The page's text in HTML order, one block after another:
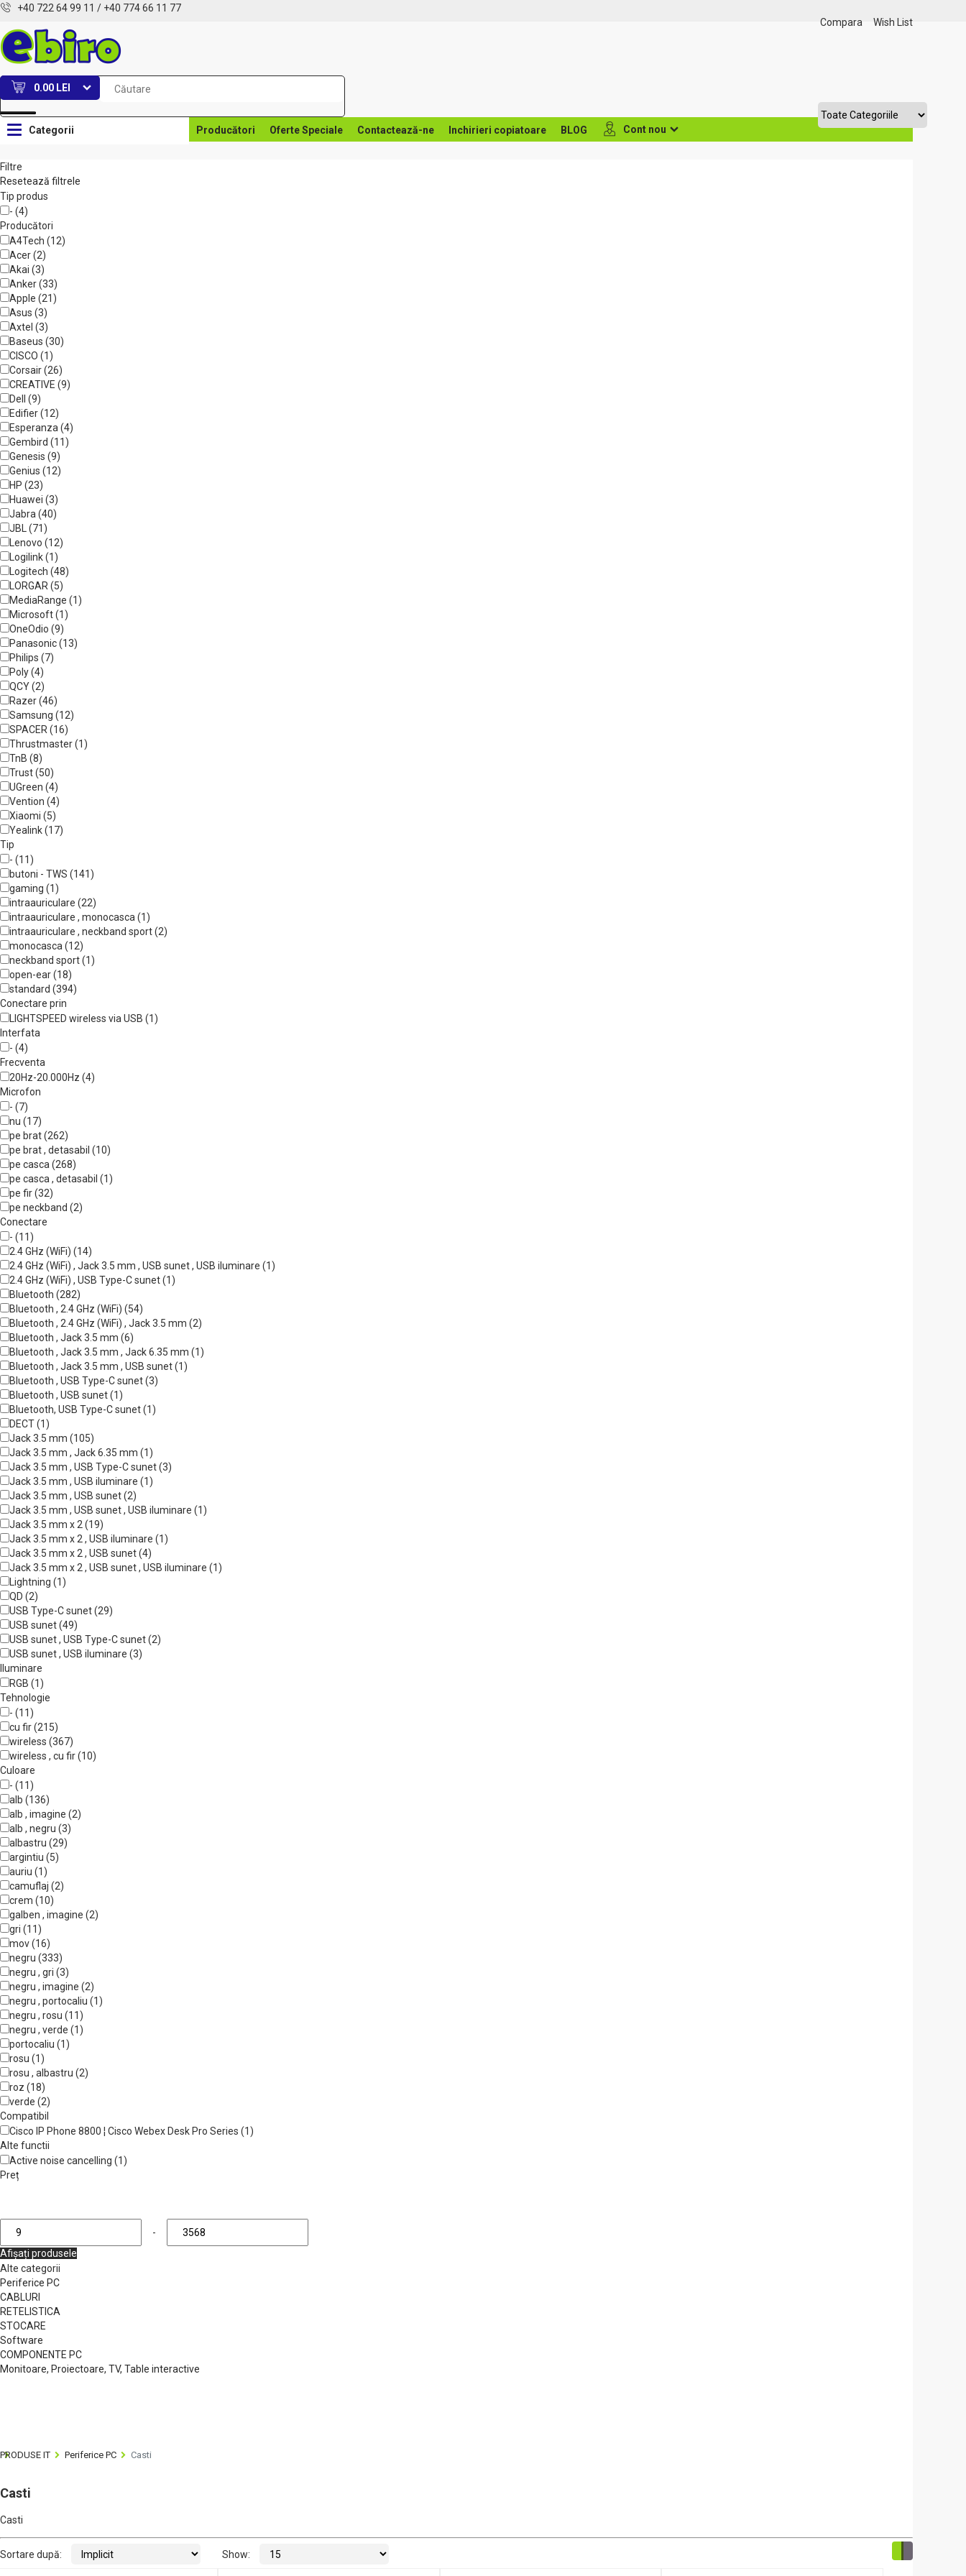
+40 722 64 99 11 / +40 774 66 11 77
Wish List
Compara
0.00 LEI
Categorii Producători Oferte Speciale Contactează-ne Inchirieri copiatoare BLOG Cont nou
Filtre
Resetează filtrele
Tip produs
- (4)
Producători
A4Tech (12)
Acer (2)
Akai (3)
Anker (33)
Apple (21)
Asus (3)
Axtel (3)
Baseus (30)
CISCO (1)
Corsair (26)
CREATIVE (9)
Dell (9)
Edifier (12)
Esperanza (4)
Gembird (11)
Genesis (9)
Genius (12)
HP (23)
Huawei (3)
Jabra (40)
JBL (71)
Lenovo (12)
Logilink (1)
Logitech (48)
LORGAR (5)
MediaRange (1)
Microsoft (1)
OneOdio (9)
Panasonic (13)
Philips (7)
Poly (4)
QCY (2)
Razer (46)
Samsung (12)
SPACER (16)
Thrustmaster (1)
TnB (8)
Trust (50)
UGreen (4)
Vention (4)
Xiaomi (5)
Yealink (17)
Tip
- (11)
butoni - TWS (141)
gaming (1)
intraauriculare (22)
intraauriculare , monocasca (1)
intraauriculare , neckband sport (2)
monocasca (12)
neckband sport (1)
open-ear (18)
standard (394)
Conectare prin
LIGHTSPEED wireless via USB (1)
Interfata
- (4)
Frecventa
20Hz-20.000Hz (4)
Microfon
- (7)
nu (17)
pe brat (262)
pe brat , detasabil (10)
pe casca (268)
pe casca , detasabil (1)
pe fir (32)
pe neckband (2)
Conectare
- (11)
2.4 GHz (WiFi) (14)
2.4 GHz (WiFi) , Jack 3.5 mm , USB sunet , USB iluminare (1)
2.4 GHz (WiFi) , USB Type-C sunet (1)
Bluetooth (282)
Bluetooth , 2.4 GHz (WiFi) (54)
Bluetooth , 2.4 GHz (WiFi) , Jack 3.5 mm (2)
Bluetooth , Jack 3.5 mm (6)
Bluetooth , Jack 3.5 mm , Jack 6.35 mm (1)
Bluetooth , Jack 3.5 mm , USB sunet (1)
Bluetooth , USB Type-C sunet (3)
Bluetooth , USB sunet (1)
Bluetooth, USB Type-C sunet (1)
DECT (1)
Jack 3.5 mm (105)
Jack 3.5 mm , Jack 6.35 mm (1)
Jack 3.5 mm , USB Type-C sunet (3)
Jack 3.5 mm , USB iluminare (1)
Jack 3.5 mm , USB sunet (2)
Jack 3.5 mm , USB sunet , USB iluminare (1)
Jack 3.5 mm x 2 (19)
Jack 3.5 mm x 2 , USB iluminare (1)
Jack 3.5 mm x 2 , USB sunet (4)
Jack 3.5 mm x 2 , USB sunet , USB iluminare (1)
Lightning (1)
QD (2)
USB Type-C sunet (29)
USB sunet (49)
USB sunet , USB Type-C sunet (2)
USB sunet , USB iluminare (3)
Iluminare
RGB (1)
Tehnologie
- (11)
cu fir (215)
wireless (367)
wireless , cu fir (10)
Culoare
- (11)
alb (136)
alb , imagine (2)
alb , negru (3)
albastru (29)
argintiu (5)
auriu (1)
camuflaj (2)
crem (10)
galben , imagine (2)
gri (11)
mov (16)
negru (333)
negru , gri (3)
negru , imagine (2)
negru , portocaliu (1)
negru , rosu (11)
negru , verde (1)
portocaliu (1)
rosu (1)
rosu , albastru (2)
roz (18)
verde (2)
Compatibil
Cisco IP Phone 8800 ¦ Cisco Webex Desk Pro Series (1)
Alte functii
Active noise cancelling (1)
Preț
-
Afișați produsele
Alte categorii
Periferice PC
CABLURI
RETELISTICA
STOCARE
Software
COMPONENTE PC
Monitoare, Proiectoare, TV, Table interactive
PRODUSE IT Periferice PC Casti
Casti
Casti
Sortare după: Show: